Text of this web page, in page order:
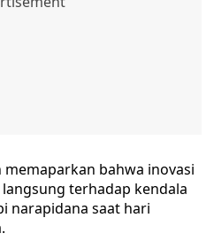
memaparkan bahwa inovasi
terhadap kendala
narapidana saat hari